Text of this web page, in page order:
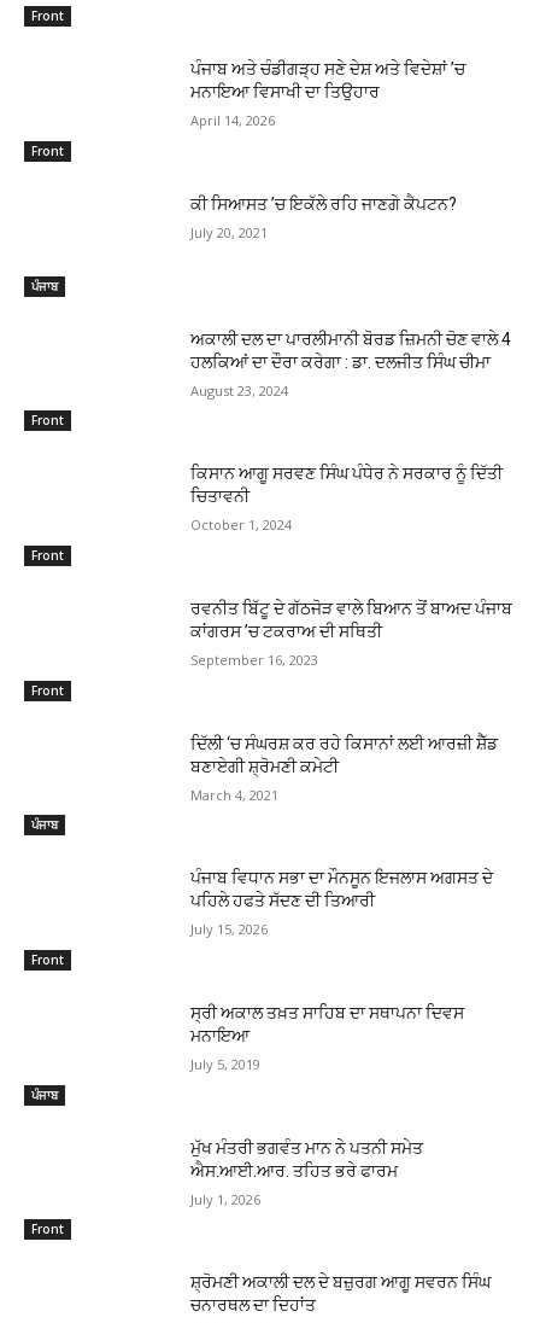
Front
Front
ਪੰਜਾਬ ਅਤੇ ਚੰਡੀਗੜ੍ਹ ਸਣੇ ਦੇਸ਼ ਅਤੇ ਵਿਦੇਸ਼ਾਂ ’ਚ
ਮਨਾਇਆ ਵਿਸਾਖੀ ਦਾ ਤਿਉਹਾਰ
April 14, 2026
ਪੰਜਾਬ
ਕੀ ਸਿਆਸਤ ’ਚ ਇਕੱਲੇ ਰਹਿ ਜਾਣਗੇ ਕੈਪਟਨ?
July 20, 2021
Front
ਅਕਾਲੀ ਦਲ ਦਾ ਪਾਰਲੀਮਾਨੀ ਬੋਰਡ ਜ਼ਿਮਨੀ ਚੋਣ ਵਾਲੇ 4
ਹਲਕਿਆਂ ਦਾ ਦੌਰਾ ਕਰੇਗਾ : ਡਾ. ਦਲਜੀਤ ਸਿੰਘ ਚੀਮਾ
August 23, 2024
Front
ਕਿਸਾਨ ਆਗੂ ਸਰਵਣ ਸਿੰਘ ਪੰਧੇਰ ਨੇ ਸਰਕਾਰ ਨੂੰ ਦਿੱਤੀ
ਚਿਤਾਵਨੀ
October 1, 2024
Front
ਰਵਨੀਤ ਬਿੱਟੂ ਦੇ ਗੱਠਜੋੜ ਵਾਲੇ ਬਿਆਨ ਤੋਂ ਬਾਅਦ ਪੰਜਾਬ
ਕਾਂਗਰਸ ’ਚ ਟਕਰਾਅ ਦੀ ਸਥਿਤੀ
September 16, 2023
ਪੰਜਾਬ
ਦਿੱਲੀ ‘ਚ ਸੰਘਰਸ਼ ਕਰ ਰਹੇ ਕਿਸਾਨਾਂ ਲਈ ਆਰਜ਼ੀ ਸ਼ੈੱਡ
ਬਣਾਏਗੀ ਸ਼੍ਰੋਮਣੀ ਕਮੇਟੀ
March 4, 2021
Front
ਪੰਜਾਬ ਵਿਧਾਨ ਸਭਾ ਦਾ ਮੌਨਸੂਨ ਇਜਲਾਸ ਅਗਸਤ ਦੇ
ਪਹਿਲੇ ਹਫਤੇ ਸੱਦਣ ਦੀ ਤਿਆਰੀ
July 15, 2026
ਪੰਜਾਬ
ਸ੍ਰੀ ਅਕਾਲ ਤਖ਼ਤ ਸਾਹਿਬ ਦਾ ਸਥਾਪਨਾ ਦਿਵਸ
ਮਨਾਇਆ
July 5, 2019
Front
ਮੁੱਖ ਮੰਤਰੀ ਭਗਵੰਤ ਮਾਨ ਨੇ ਪਤਨੀ ਸਮੇਤ
ਐਸ.ਆਈ.ਆਰ. ਤਹਿਤ ਭਰੇ ਫਾਰਮ
July 1, 2026
ਸ਼੍ਰੋਮਣੀ ਅਕਾਲੀ ਦਲ ਦੇ ਬਜ਼ੁਰਗ ਆਗੂ ਸਵਰਨ ਸਿੰਘ
ਚਨਾਰਥਲ ਦਾ ਦਿਹਾਂਤ